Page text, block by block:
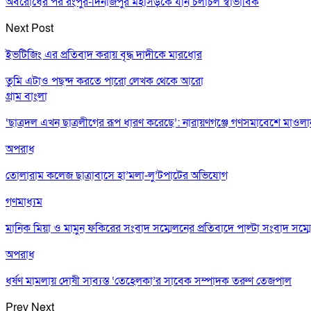
Next Post
ইভটিজিং এর প্রতিবাদ করায় বৃদ্ধ দাদীকে মারধোর
তুমি এটাও পছন্দ করতে পারোলেখক থেকে আরো
গ্রাম বাংলা
‘ছাত্রদল এখন ছাত্রলীগের রূপ ধারণ করেছে’: নারায়ণগঞ্জে গণসমাবেশে
অপরাধ
তোলারাম কলেজ ছাত্রাবাসে হা’মলা-লু’টপাটের অভিযোগ
গণমাধ্যম
মানিক মিয়া ও মামুন ফকিরের সংবাদ সম্মেলনের প্রতিবাদে পাল্টা সংবাদ
অপরাধ
ধর্ষণ মামলায় দোষী সাব্যস্ত ‘তেহেলকা’র সাবেক সম্পাদক তরুণ তেজপাল
Prev Next